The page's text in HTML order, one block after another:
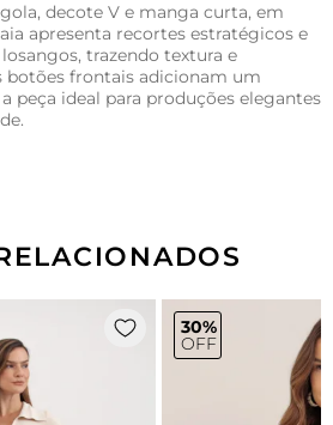
decote V e manga curta, em
apresenta recortes estratégicos e
trazendo textura e
botões frontais adicionam um
peça ideal para produções elegantes
30%
OFF